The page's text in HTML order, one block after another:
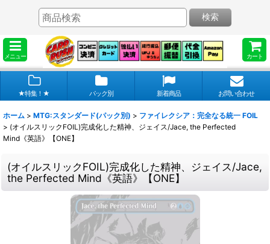
メニュー カート
検索
★特集！★ パック別 新着商品 お問い合わせ
ホーム > MTG:スタンダード(パック別) > ファイレクシア：完全なる統一 FOIL
> (オイルスリックFOIL)完成化した精神、ジェイス/Jace, the Perfected
Mind《英語》【ONE】
(オイルスリックFOIL)完成化した精神、ジェイス/Jace,
the Perfected Mind《英語》【ONE】